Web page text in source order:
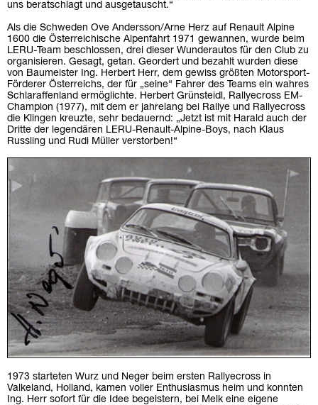
uns beratschlagt und ausgetauscht.“
Als die Schweden Ove Andersson/Arne Herz auf Renault Alpine
1600 die Österreichische Alpenfahrt 1971 gewannen, wurde beim
LERU-Team beschlossen, drei dieser Wunderautos für den Club zu
organisieren. Gesagt, getan. Geordert und bezahlt wurden diese
von Baumeister Ing. Herbert Herr, dem gewiss größten Motorsport-
Förderer Österreichs, der für „seine“ Fahrer des Teams ein wahres
Schlaraffenland ermöglichte. Herbert Grünsteidl, Rallyecross EM-
Champion (1977), mit dem er jahrelang bei Rallye und Rallyecross
die Klingen kreuzte, sehr bedauernd: „Jetzt ist mit Harald auch der
Dritte der legendären LERU-Renault-Alpine-Boys, nach Klaus
Russling und Rudi Müller verstorben!“
1973 starteten Wurz und Neger beim ersten Rallyecross in
Valkeland, Holland, kamen voller Enthusiasmus heim und konnten
Ing. Herr sofort für die Idee begeistern, bei Melk eine eigene